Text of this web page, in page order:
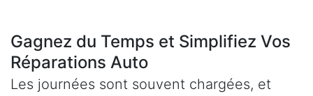
Gagnez du Temps et Simplifiez Vos
Réparations Auto
Les journées sont souvent chargées, et